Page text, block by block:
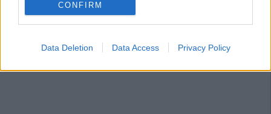
CONFIRM
Data Deletion Data Access Privacy Policy